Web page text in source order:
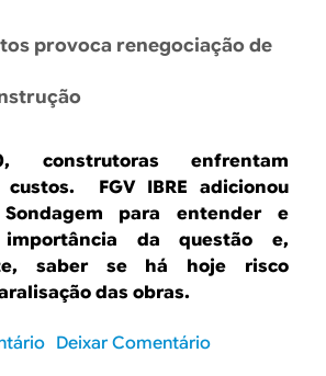
provoca renegociação de
construtoras enfrentam
FGV IBRE adicionou
para entender e
importância da questão e,
saber se há hoje risco
das obras.
Deixar Comentário